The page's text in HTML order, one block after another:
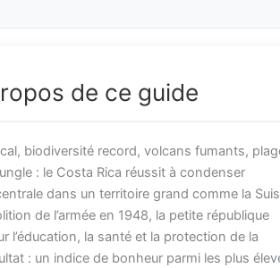
de ce guide
biodiversité record, volcans fumants,
: le Costa Rica réussit à condenser
dans un territoire grand comme la
de l’armée en 1948, la petite république
l’éducation, la santé et la protection de la
: un indice de bonheur parmi les plus